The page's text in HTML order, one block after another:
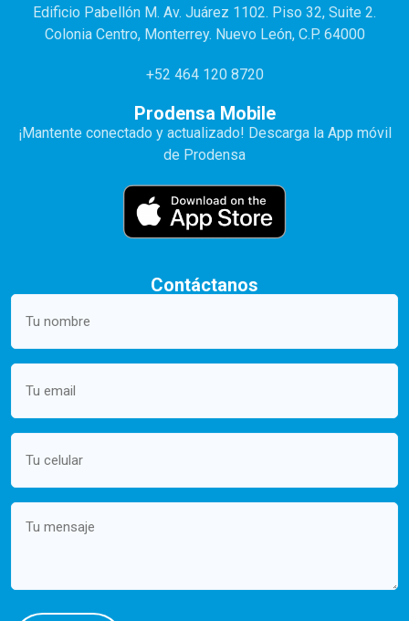
Edificio Pabellón M. Av. Juárez 1102. Piso 32, Suite 2.
Colonia Centro, Monterrey. Nuevo León, C.P. 64000
+52 464 120 8720
Prodensa Mobile
¡Mantente conectado y actualizado! Descarga la App móvil
de Prodensa
Contáctanos
Your
Email
Mobile
Message